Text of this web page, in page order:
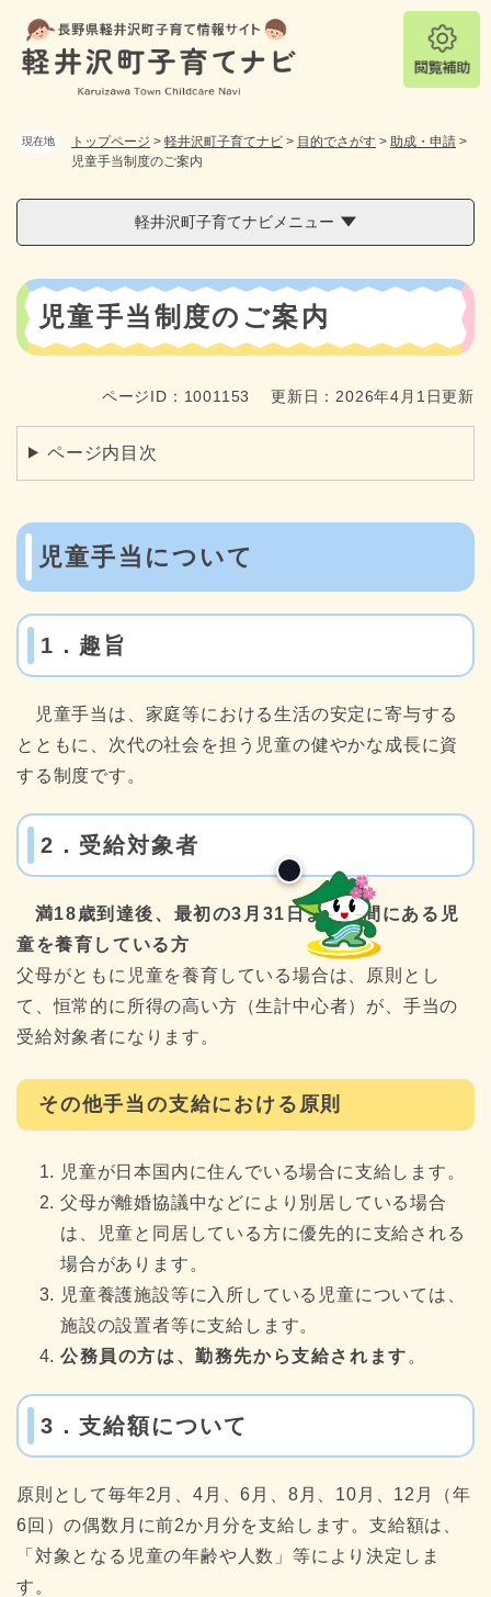
メニューを飛ばして本文へ
現在地 トップページ > 軽井沢町子育てナビ > 目的でさがす > 助成・申請 >
児童手当制度のご案内
軽井沢町子育てナビメニュー
本
文
児童手当制度のご案内
ページID：1001153 更新日：2026年4月1日更新
ページ内目次
児童手当について
1．趣旨
児童手当は、家庭等における生活の安定に寄与する
とともに、次代の社会を担う児童の健やかな成長に資
する制度です。
2．受給対象者
満18歳到達後、最初の3月31日までの間にある児
童を養育している方
父母がともに児童を養育している場合は、原則とし
て、恒常的に所得の高い方（生計中心者）が、手当の
受給対象者になります。
その他手当の支給における原則
児童が日本国内に住んでいる場合に支給します。
父母が離婚協議中などにより別居している場合
は、児童と同居している方に優先的に支給される
場合があります。
児童養護施設等に入所している児童については、
施設の設置者等に支給します。
公務員の方は、勤務先から支給されます 。
3．支給額について
原則として毎年2月、4月、6月、8月、10月、12月（年
6回）の偶数月に前2か月分を支給します。支給額は、
「対象となる児童の年齢や人数」等により決定しま
す。